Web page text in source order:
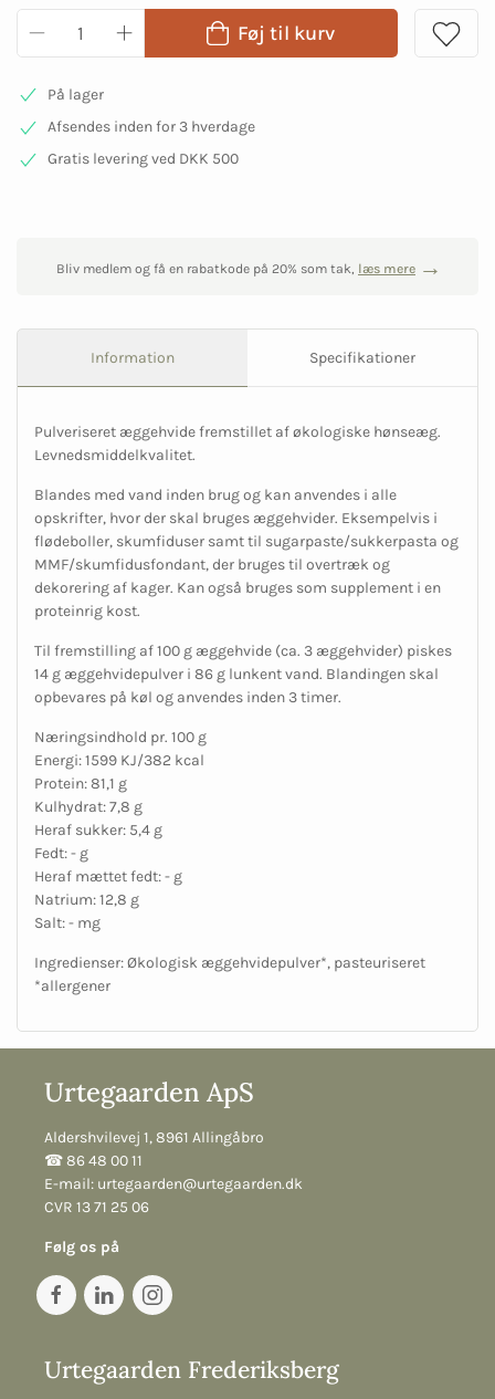
Føj til kurv
På lager
Afsendes inden for 3 hverdage
Gratis levering ved DKK 500
Bliv medlem og få en rabatkode på 20% som tak, læs mere
Information Specifikationer
Pulveriseret æggehvide fremstillet af økologiske hønseæg.
Levnedsmiddelkvalitet.
Blandes med vand inden brug og kan anvendes i alle
opskrifter, hvor der skal bruges æggehvider. Eksempelvis i
flødeboller, skumfiduser samt til sugarpaste/sukkerpasta og
MMF/skumfidusfondant, der bruges til overtræk og
dekorering af kager. Kan også bruges som supplement i en
proteinrig kost.
Til fremstilling af 100 g æggehvide (ca. 3 æggehvider) piskes
14 g æggehvidepulver i 86 g lunkent vand. Blandingen skal
opbevares på køl og anvendes inden 3 timer.
Næringsindhold pr. 100 g
Energi: 1599 KJ/382 kcal
Protein: 81,1 g
Kulhydrat: 7,8 g
Heraf sukker: 5,4 g
Fedt: - g
Heraf mættet fedt: - g
Natrium: 12,8 g
Salt: - mg
Ingredienser: Økologisk æggehvidepulver*, pasteuriseret
*allergener
Urtegaarden ApS
Aldershvilevej 1, 8961 Allingåbro
☎︎ 86 48 00 11
E-mail: urtegaarden@urtegaarden.dk
CVR 13 71 25 06
Følg os på
Urtegaarden Frederiksberg